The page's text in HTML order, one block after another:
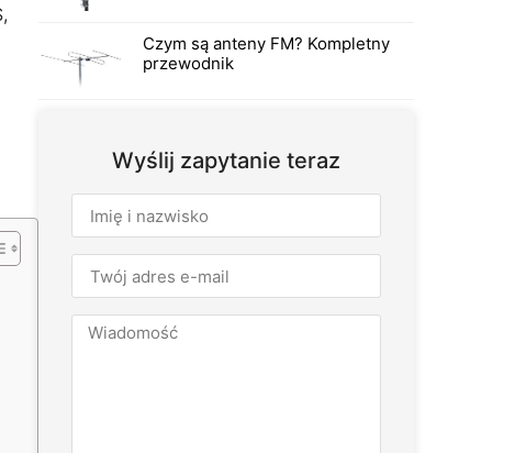
Czym są anteny FM? Kompletny
przewodnik
Wyślij zapytanie teraz